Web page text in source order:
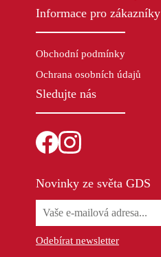
Informace pro zákazníky
Obchodní podmínky
Ochrana osobních údajů
Sledujte nás
Novinky ze světa GDS
Odebírat newsletter